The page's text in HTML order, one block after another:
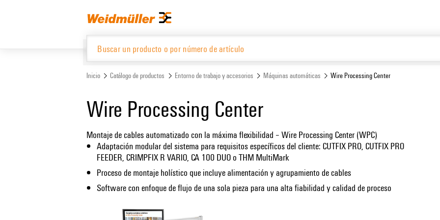
Inicio Catálogo de productos Entorno de trabajo y accesorios Máquinas automáticas Wire Processing Center
Wire Processing Center
Montaje de cables automatizado con la máxima flexibilidad – Wire Processing Center (WPC)
Adaptación modular del sistema para requisitos específicos del cliente: CUTFIX PRO, CUTFIX PRO
FEEDER, CRIMPFIX R VARIO, CA 100 DUO o THM MultiMark
Proceso de montaje holístico que incluye alimentación y agrupamiento de cables
Software con enfoque de flujo de una sola pieza para una alta fiabilidad y calidad de proceso